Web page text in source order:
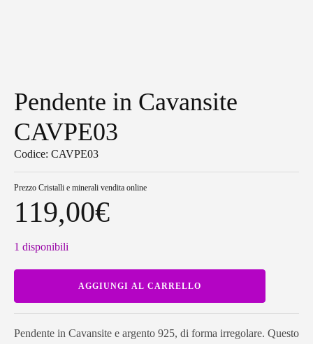
Pendente in Cavansite
CAVPE03
Codice: CAVPE03
Prezzo Cristalli e minerali vendita online
119,00€
1 disponibili
Cavansite
CAVPE03
AGGIUNGI AL CARRELLO
Pendente in Cavansite e argento 925, di forma irregolare. Questo